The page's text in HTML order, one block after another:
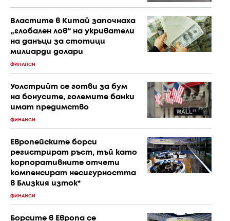
Властите в Китай започнаха
„глобален лов“ на укриватели
на данъци за стотици
милиарди долари
ФИНАНСИ
Уолстрийт се готви за бум
на бонусите, големите банки
имат предимство
ФИНАНСИ
Европейските борси
регистрират ръст, тъй като
корпоративните отчети
компенсират несигурността
в Близкия изток*
ФИНАНСИ
Борсите в Европа се